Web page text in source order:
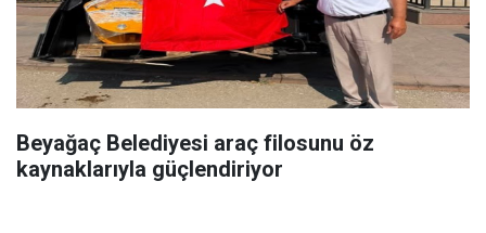
Beyağaç Belediyesi araç filosunu öz
kaynaklarıyla güçlendiriyor